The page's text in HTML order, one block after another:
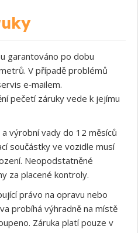
garantováno po dobu
V případě problémů
e‑mailem.
pečetí záruky vede k jejímu
výrobní vady do 12 měsíců
součástky ve vozidle musí
Neopodstatněné
za placené kontroly.
právo na opravu nebo
probíhá výhradně na místě
Záruka platí pouze v